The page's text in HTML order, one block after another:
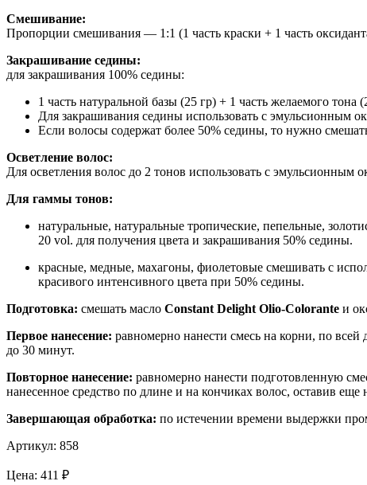
Смешивание:
Пропорции смешивания — 1:1 (1 часть краски + 1 часть
Закрашивание седины:
для закрашивания 100% седины:
1 часть натуральной базы (25 гр) + 1 часть желаемого тона
Для закрашивания седины использовать с эмульсионным
Если волосы содержат более 50% седины, то нужно
Осветление волос:
Для осветления волос до 2 тонов использовать с эмульсионным
Для гаммы тонов:
натуральные, натуральные тропические, пепельные,
20 vol. для получения цвета и закрашивания 50% седины.
красные, медные, махагоны, фиолетовые смешивать с
красивого интенсивного цвета при 50% седины.
Подготовка: смешать масло Constant Delight Olio-Colorante и
Первое нанесение: равномерно нанести смесь на корни, по
до 30 минут.
Повторное нанесение: равномерно нанести подготовленную
нанесенное средство по длине и на кончиках волос, оставив еще
Завершающая обработка: по истечении времени выдержки
Артикул: 858
Цена: 411 ₽